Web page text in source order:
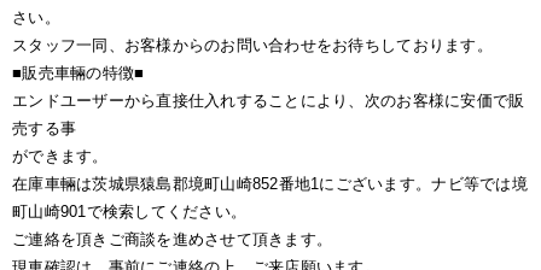
さい。
スタッフ一同、お客様からのお問い合わせをお待ちしております。
■販売車輛の特徴■
エンドユーザーから直接仕入れすることにより、次のお客様に安価で販
売する事
ができます。
在庫車輛は茨城県猿島郡境町山崎852番地1にございます。ナビ等では境
町山崎901で検索してください。
ご連絡を頂きご商談を進めさせて頂きます。